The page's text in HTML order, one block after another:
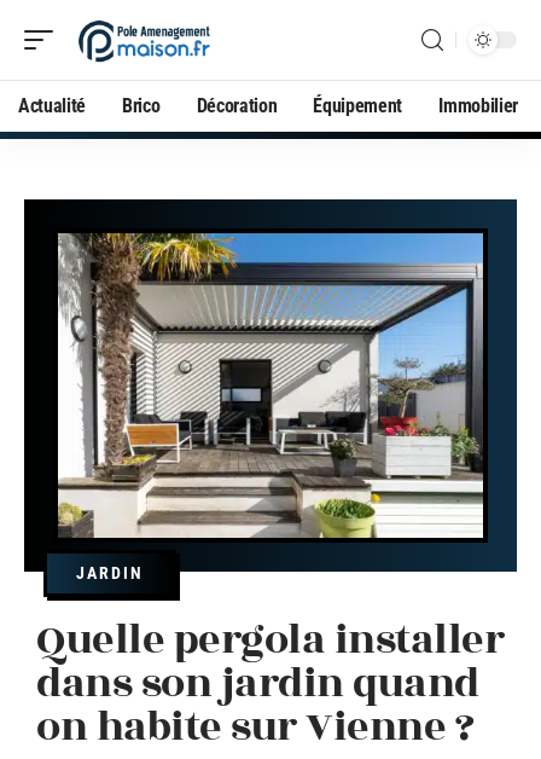
Actualité Brico Décoration Équipement Immobilier
JARDIN
Quelle pergola installer
dans son jardin quand
on habite sur Vienne ?